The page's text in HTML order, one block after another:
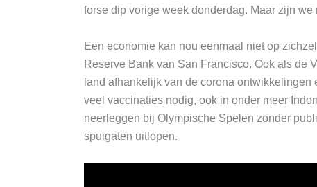
forse dip vorige week donderdag. Maar zijn we
Een economie kan nou eenmaal niet op
Reserve Bank van San Francisco. Ook als de
land afhankelijk van de corona
veel vaccinaties nodig, ook in onder meer
neerleggen bij Olympische Spelen zonder
spuigaten uitlopen.